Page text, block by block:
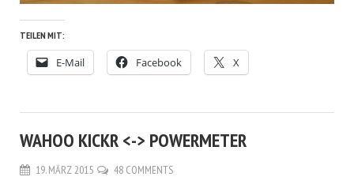
TEILEN MIT:
E-Mail Facebook X
WAHOO KICKR <-> POWERMETER
19. MÄRZ 2015 48 COMMENTS